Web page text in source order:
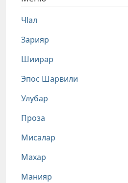
Чlал
Зарияр
Шиирар
Эпос Шарвили
Улубар
Проза
Мисалар
Махар
Манияр